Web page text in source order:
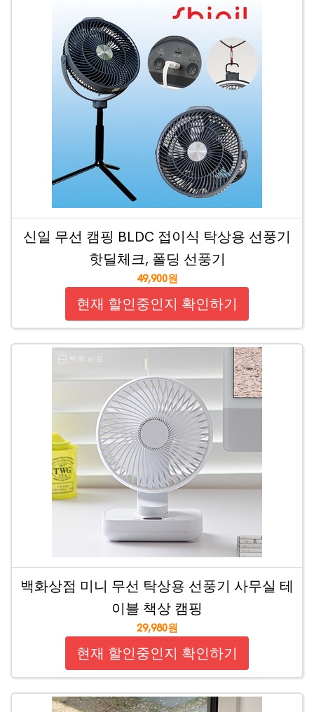
신일 무선 캠핑 BLDC 접이식 탁상용 선풍기
핫딜체크, 폴딩 선풍기
49,900원
현재 할인중인지 확인하기
백화상점 미니 무선 탁상용 선풍기 사무실 테
이블 책상 캠핑
29,980원
현재 할인중인지 확인하기